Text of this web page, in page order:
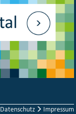
Datenschutz Impressum